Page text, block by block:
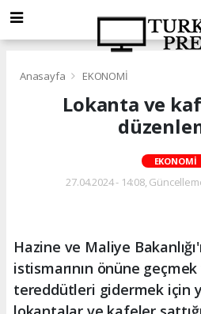
Anasayfa EKONOMİ
Lokanta ve
EKONOMİ
27.04.2024 - 14:08,
Hazine ve Maliye
istismarının önüne
tereddütleri gidermek için